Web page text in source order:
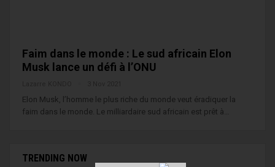
Faim dans le monde : Le sud africain Elon
Musk lance un défi à l’ONU
Elon Musk, l’homme le plus riche du monde veut éradiquer la
faim dans le monde. Le milliardaire sud africain est prêt à…
TRENDING NOW